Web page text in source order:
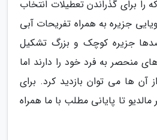
برای گذراندن تعطیلات انتخاب
جزیره به همراه تفریحات آبی
جزیره کوچک و بزرگ تشکیل
منحصر به فرد خود را دارند اما
آن ها می توان بازدید کرد. برای
مالدیو تا پایانی مطلب با ما همراه